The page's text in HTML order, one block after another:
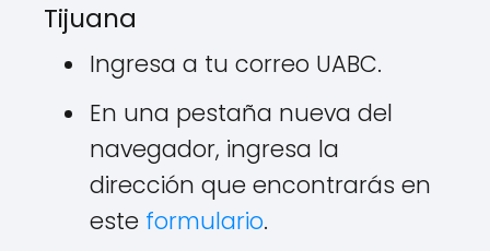
Tijuana
Ingresa a tu correo UABC.
En una pestaña nueva del
navegador, ingresa la
dirección que encontrarás en
este formulario.